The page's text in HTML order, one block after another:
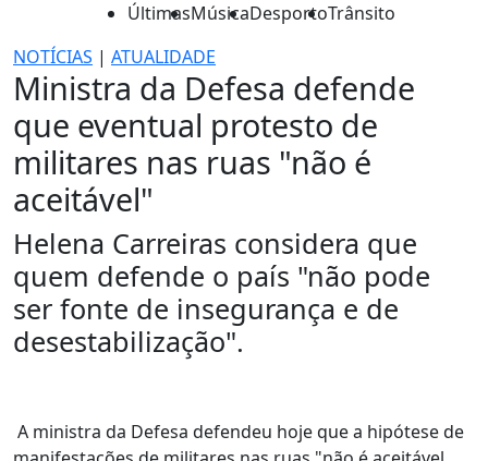
ÚltimasMúsicaDesportoTrânsito
NOTÍCIAS | ATUALIDADE
Ministra da Defesa defende
que eventual protesto de
militares nas ruas "não é
aceitável"
Helena Carreiras considera que
quem defende o país "não pode
ser fonte de insegurança e de
desestabilização".
A ministra da Defesa defendeu hoje que a hipótese de